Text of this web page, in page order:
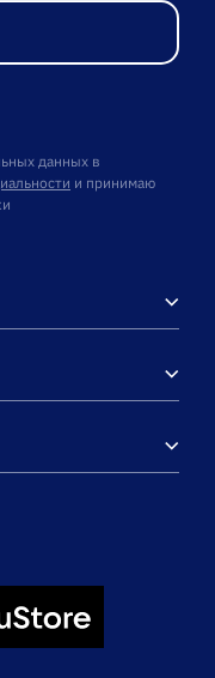
данных в
и принимаю